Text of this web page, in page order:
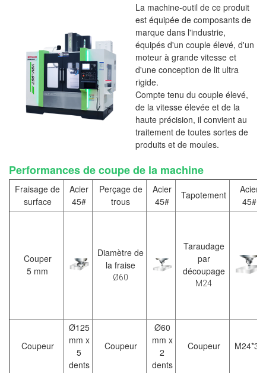
La machine-outil de ce produit
est équipée de composants de
marque dans l'industrie,
équipés d'un couple élevé, d'un
moteur à grande vitesse et
d'une conception de lit ultra
rigide.
Compte tenu du couple élevé,
de la vitesse élevée et de la
haute précision, il convient au
traitement de toutes sortes de
produits et de moules.
Performances de coupe de la machine
Fraisage de
surface
Acier
45#
Perçage de
trous
Acier
45#
Tapotement
Acier
45#
Couper
5 mm
Diamètre de
la fraise
Ø60
Taraudage
par
découpage
M24
Coupeur
Ø125
mm x
5
dents
Coupeur
Ø60
mm x
2
dents
Coupeur M24*3P